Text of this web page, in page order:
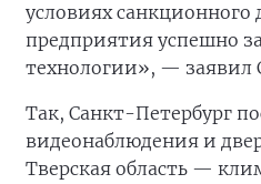
условиях санкционного
предприятия успешно
технологии», — заявил
Так, Санкт-Петербург
видеонаблюдения и
Тверская область —